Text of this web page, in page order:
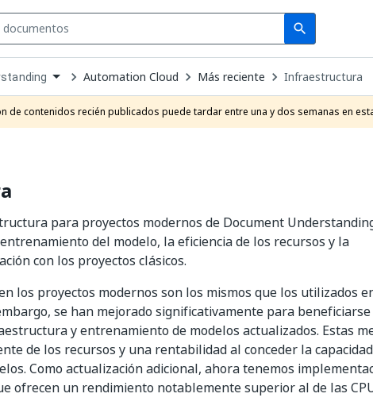
search
Search
Automation Cloud Más reciente Infraestructura
de contenidos recién publicados puede tardar entre una y dos semanas en
para proyectos modernos de Document
del modelo, la eficiencia de los recursos y la
con los proyectos clásicos.
los proyectos modernos son los mismos que los utilizados
se han mejorado significativamente para
y entrenamiento de modelos actualizados. Estas
de los recursos y una rentabilidad al conceder la
Como actualización adicional, ahora tenemos
ofrecen un rendimiento notablemente superior al de las